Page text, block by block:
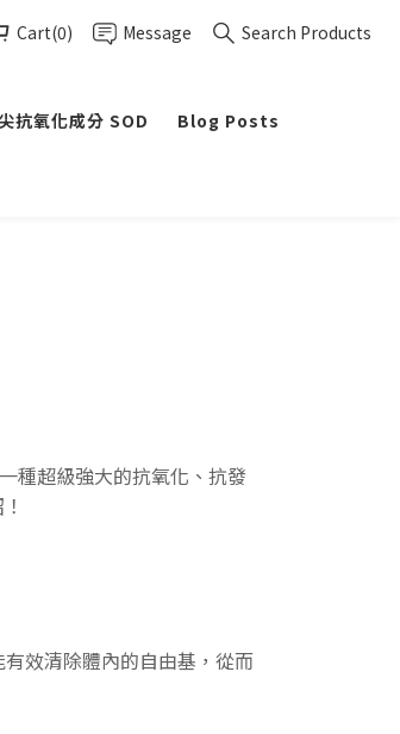
Cart(0) Message Search Products
抗氧化成分 SOD
Blog Posts
種超級強大的抗氧化、抗發
效清除體內的自由基，從而